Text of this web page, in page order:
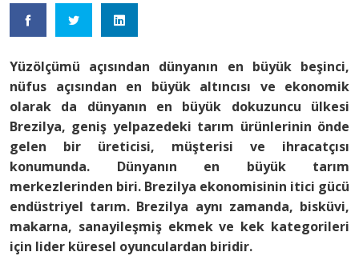
Yüzölçümü açısından dünyanın en büyük beşinci,
nüfus açısından en büyük altıncısı ve ekonomik
olarak da dünyanın en büyük dokuzuncu ülkesi
Brezilya, geniş yelpazedeki tarım ürünlerinin önde
gelen bir üreticisi, müşterisi ve ihracatçısı
konumunda. Dünyanın en büyük tarım
merkezlerinden biri. Brezilya ekonomisinin itici gücü
endüstriyel tarım. Brezilya aynı zamanda, bisküvi,
makarna, sanayileşmiş ekmek ve kek kategorileri
için lider küresel oyunculardan biridir.